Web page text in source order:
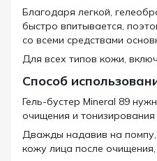
Благодаря легкой,
быстро впитывается,
со всеми средствами
Для всех типов кожи,
Способ
Гель-бустер Mineral 89
очищения и тонизирования
Дважды надавив на помпу,
кожу лица после